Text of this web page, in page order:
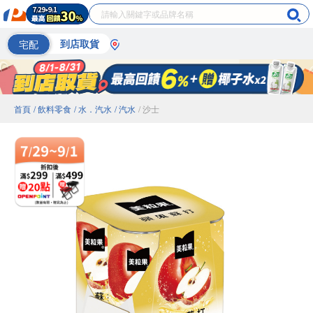
宅配 到店取貨
首頁 / 飲料零食 / 水．汽水 / 汽水 / 沙士